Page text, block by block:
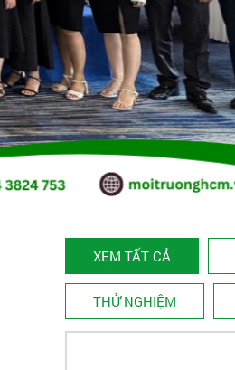
XEM TẤT CẢ
THỬ NGHIỆM